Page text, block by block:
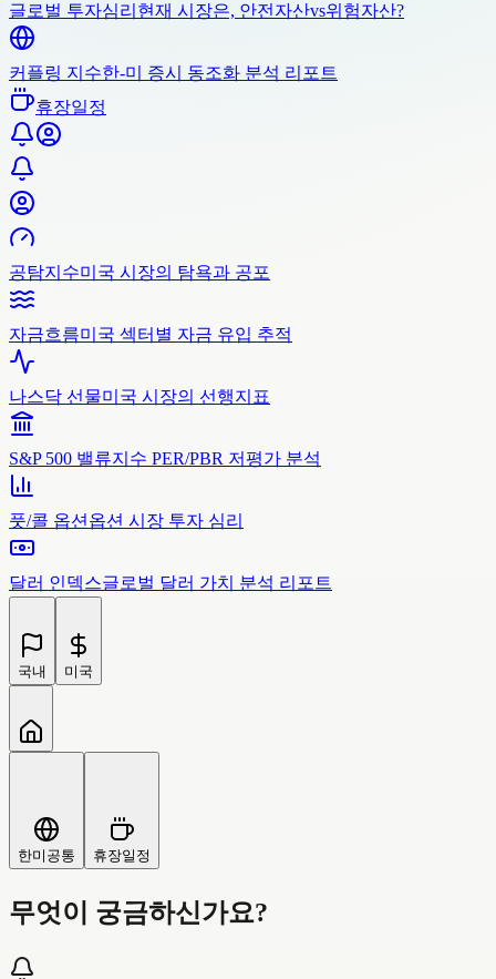
글로벌 투자심리 현재 시장은, 안전자산vs위험자산?
커플링 지수한-미 증시 동조화 분석 리포트
휴장일정
공탐지수미국 시장의 탐욕과 공포
자금흐름미국 섹터별 자금 유입 추적
나스닥 선물미국 시장의 선행지표
S&P 500 밸류지수 PER/PBR 저평가 분석
풋/콜 옵션 옵션 시장 투자 심리
달러 인덱스글로벌 달러 가치 분석 리포트
국내 미국
한미공통 휴장일정
무엇이 궁금하신가요?